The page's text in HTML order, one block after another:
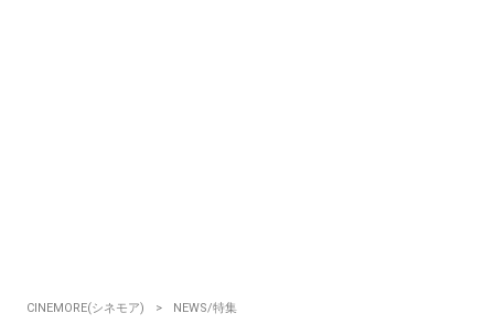
CINEMORE(シネモア)
NEWS/特集